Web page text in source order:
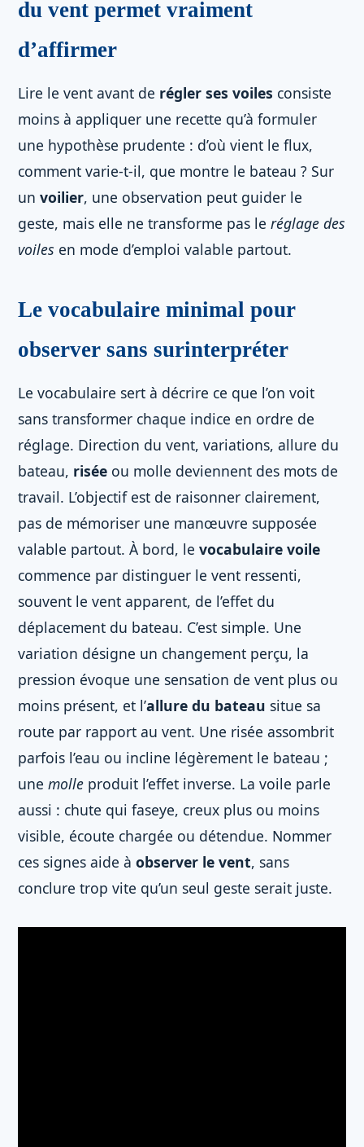
du vent permet vraiment
d’affirmer
Lire le vent avant de régler ses voiles consiste
moins à appliquer une recette qu’à formuler
une hypothèse prudente : d’où vient le flux,
comment varie-t-il, que montre le bateau ? Sur
un voilier, une observation peut guider le
geste, mais elle ne transforme pas le réglage des
voiles en mode d’emploi valable partout.
Le vocabulaire minimal pour
observer sans surinterpréter
Le vocabulaire sert à décrire ce que l’on voit
sans transformer chaque indice en ordre de
réglage. Direction du vent, variations, allure du
bateau, risée ou molle deviennent des mots de
travail. L’objectif est de raisonner clairement,
pas de mémoriser une manœuvre supposée
valable partout. À bord, le vocabulaire voile
commence par distinguer le vent ressenti,
souvent le vent apparent, de l’effet du
déplacement du bateau. C’est simple. Une
variation désigne un changement perçu, la
pression évoque une sensation de vent plus ou
moins présent, et l’allure du bateau situe sa
route par rapport au vent. Une risée assombrit
parfois l’eau ou incline légèrement le bateau ;
une molle produit l’effet inverse. La voile parle
aussi : chute qui faseye, creux plus ou moins
visible, écoute chargée ou détendue. Nommer
ces signes aide à observer le vent, sans
conclure trop vite qu’un seul geste serait juste.